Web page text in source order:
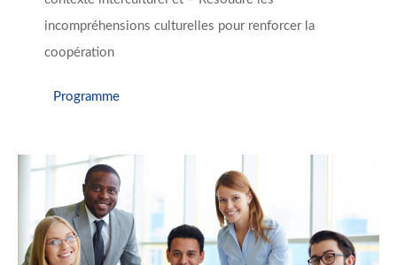
incompréhensions culturelles pour renforcer la
coopération
Programme